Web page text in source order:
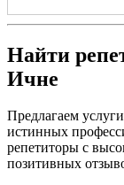
Найти
Ичне
Предлагаем
истинных
репетиторы с
позитивных